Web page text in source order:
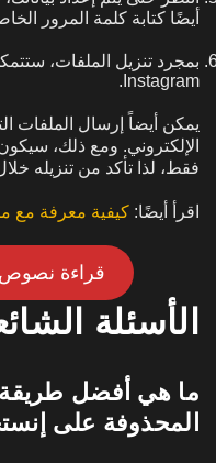
أيضًا كتابة كلمة المرور
بمجرد تنزيل الملفات،
Instagram.
يمكن أيضاً إرسال الملفات
الإلكتروني. ومع ذلك،
فقط، لذا تأكد من تنزيله
اقرأ أيضًا: كيفية معرفة
قراءة نصوص
الأسئلة
ما هي أفضل
المحذوفة على